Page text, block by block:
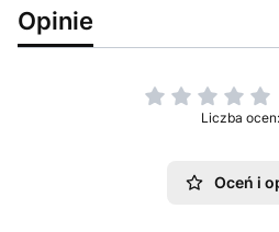
Opinie
Liczba
Oceń i